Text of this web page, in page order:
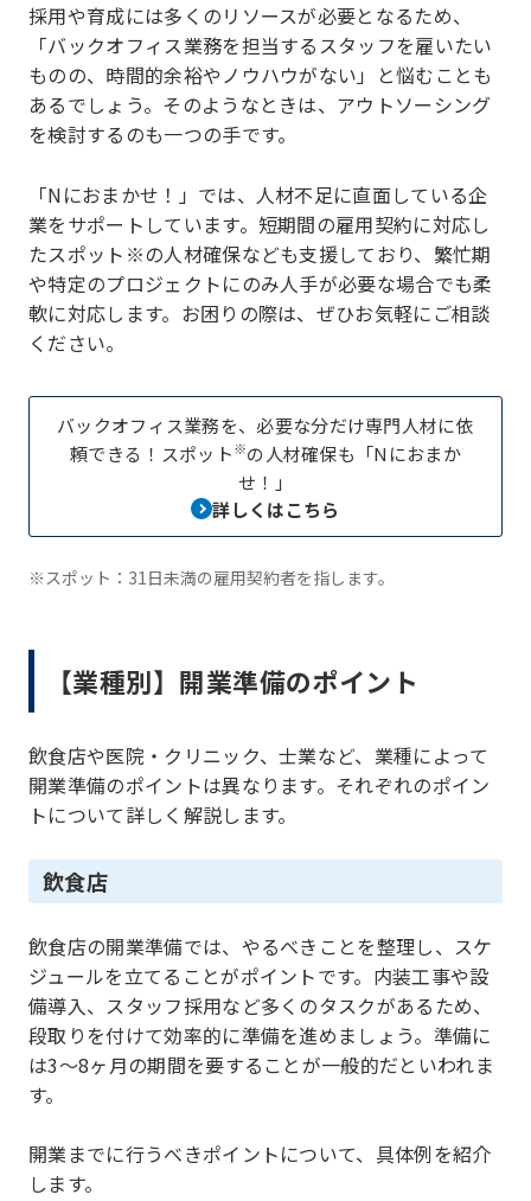
採用や育成には多くのリソースが必要となるため、
「バックオフィス業務を担当するスタッフを雇いたい
ものの、時間的余裕やノウハウがない」と悩むことも
あるでしょう。そのようなときは、アウトソーシング
を検討するのも一つの手です。
「Nにおまかせ！」では、人材不足に直面している企
業をサポートしています。短期間の雇用契約に対応し
たスポット※の人材確保なども支援しており、繁忙期
や特定のプロジェクトにのみ人手が必要な場合でも柔
軟に対応します。お困りの際は、ぜひお気軽にご相談
ください。
バックオフィス業務を、必要な分だけ専門人材に依
頼できる！スポット※の人材確保も「Nにおまか
せ！」
詳しくはこちら
※スポット：31日未満の雇用契約者を指します。
【業種別】開業準備のポイント
飲食店や医院・クリニック、士業など、業種によって
開業準備のポイントは異なります。それぞれのポイン
トについて詳しく解説します。
飲食店
飲食店の開業準備では、やるべきことを整理し、スケ
ジュールを立てることがポイントです。内装工事や設
備導入、スタッフ採用など多くのタスクがあるため、
段取りを付けて効率的に準備を進めましょう。準備に
は3〜8ヶ月の期間を要することが一般的だといわれま
す。
開業までに行うべきポイントについて、具体例を紹介
します。